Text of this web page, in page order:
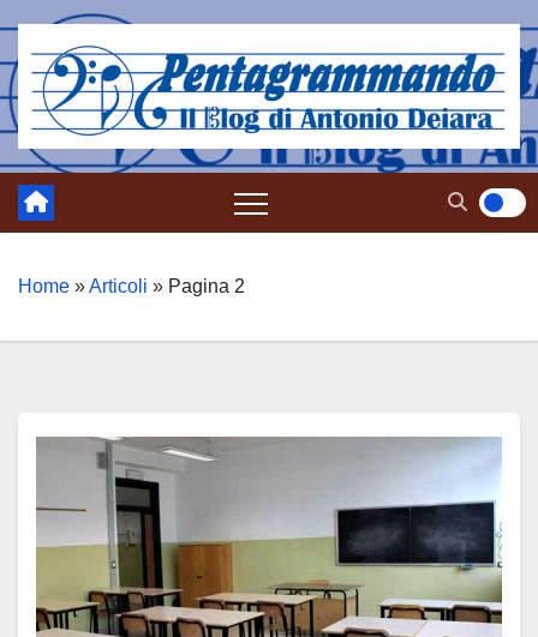
contenuto
Home »Articoli » Pagina 2